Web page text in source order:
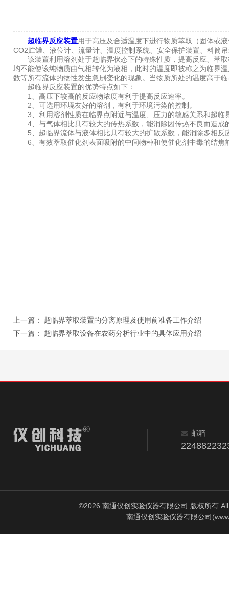
超临界反应装置用于高压及合适温度下进行物质萃取（固体或
CO2贮罐、液位计、流量计、温度控制系统、安全保护装置、料筒
该装置利用溶剂处于超临界状态下的特殊性质，提高反应、萃取
均不能使该纯物质由气相转化为液相，此时的温度即被称之为临界
数等所有流体的物性发生急剧变化的现象。当物质所处的温度高于
超临界反应装置的优势特点如下：
1、高压下较高的反应物浓度有利于提高反应速率。
2、可选用环境友好的溶剂，有利于环境污染的控制。
3、利用溶剂性质在临界点附近与温度、压力的敏感关系和超临
4、与气体相比具有较大的传热系数，能消除因传热不良而造成
5、超临界流体与液体相比具有较大的扩散系数，能消除多相反
6、有效萃取催化剂表面吸附的中间物种和使催化剂中毒的结焦
上一篇： 超临界萃取装置的分离原理及使用前准备工作介绍
下一篇： 超临界萃取设备在农药分析行业中的具体应用介绍
邮箱
©2026 南通仪创实验仪器有限公司 版权所有
南通仪创实验仪器有限公司